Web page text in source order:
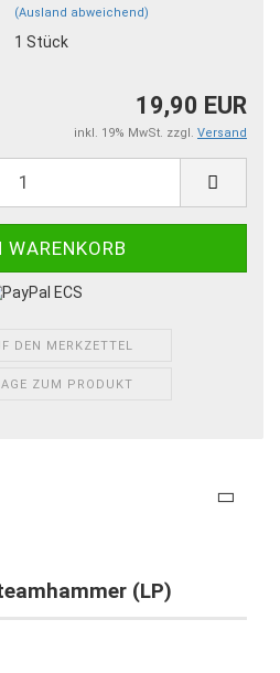
(Ausland abweichend)
1 Stück
19,90 EUR
inkl. 19% MwSt. zzgl. Versand
DEN MERKZETTEL
ZUM PRODUKT
(LP)